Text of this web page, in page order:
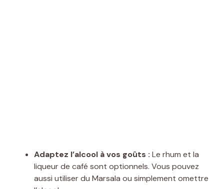
Adaptez l’alcool à vos goûts : Le rhum et la
liqueur de café sont optionnels. Vous pouvez
aussi utiliser du Marsala ou simplement omettre